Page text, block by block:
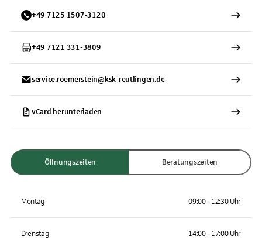
+49 7125 1507-3120
+49 7121 331-3809
service.roemerstein@ksk-reutlingen.de
vCard herunterladen
Öffnungszeiten Beratungszeiten
Montag 09:00 - 12:30 Uhr
Dienstag 14:00 - 17:00 Uhr